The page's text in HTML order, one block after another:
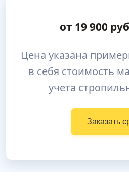
от 19 900 руб
Цена указана
в себя стоимость
учета
Заказать